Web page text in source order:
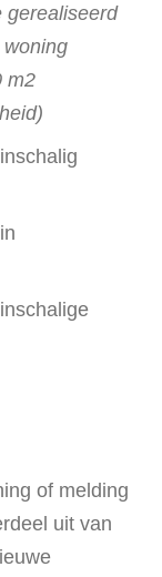
gerealiseerd
m2
of melding
uit van